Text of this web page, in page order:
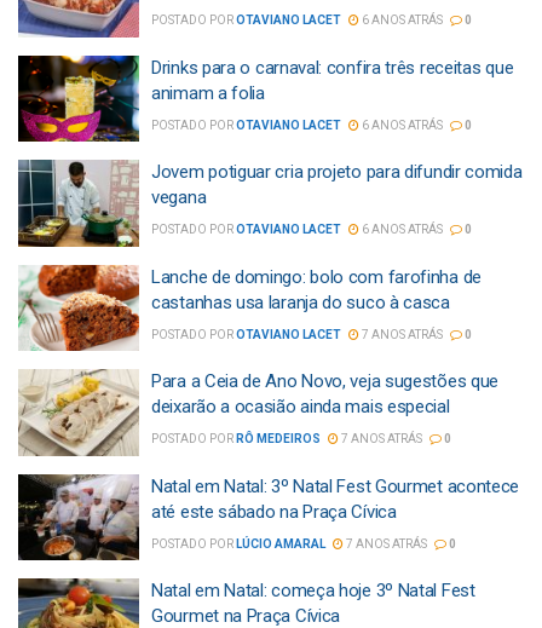
POSTADO POROTAVIANO LACET 6 ANOS ATRÁS 0
Drinks para o carnaval: confira três receitas que
animam a folia
POSTADO POROTAVIANO LACET 6 ANOS ATRÁS 0
Jovem potiguar cria projeto para difundir comida
vegana
POSTADO POROTAVIANO LACET 6 ANOS ATRÁS 0
Lanche de domingo: bolo com farofinha de
castanhas usa laranja do suco à casca
POSTADO POROTAVIANO LACET 7 ANOS ATRÁS 0
Para a Ceia de Ano Novo, veja sugestões que
deixarão a ocasião ainda mais especial
POSTADO POR RÔ MEDEIROS 7 ANOS ATRÁS 0
Natal em Natal: 3º Natal Fest Gourmet acontece
até este sábado na Praça Cívica
POSTADO POR LÚCIO AMARAL 7 ANOS ATRÁS 0
Natal em Natal: começa hoje 3º Natal Fest
Gourmet na Praça Cívica